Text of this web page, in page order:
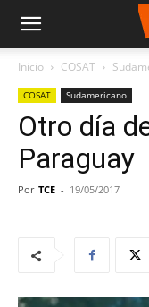
Inicio COSAT
COSAT Sudamericano
Otro día
Paraguay
Por TCE - 19/05/2017